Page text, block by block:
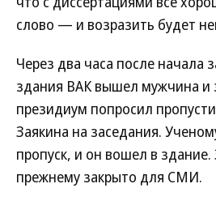
слово — и возразить будет
Через два часа после начала
здания ВАК вышел мужчина и
президиум попросил
Заякина на заседания.
пропуск, и он вошел в
прежнему закрыто для СМИ.